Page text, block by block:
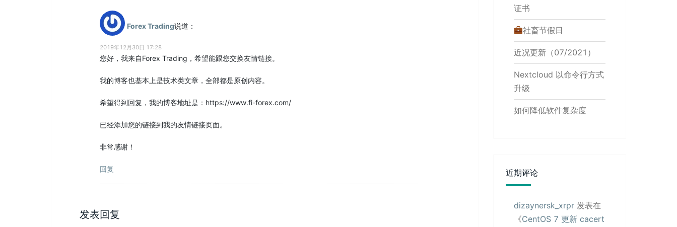
Forex Trading说道：
2019年12月30日 17:28
您好，我来自Forex Trading，希望能跟您交换友情链接。
我的博客也基本上是技术类文章，全部都是原创内容。
希望得到回复，我的博客地址是：https://www.fi-forex.com/
已经添加您的链接到我的友情链接页面。
非常感谢！
回复
发表回复
证书
社畜节假日
近况更新（07/2021）
Nextcloud 以命令行方式
升级
如何降低软件复杂度
近期评论
dizaynersk_xrpr发表在
《CentOS 7 更新 cacert